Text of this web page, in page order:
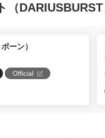
DARIUSBURST
ーン）
Official